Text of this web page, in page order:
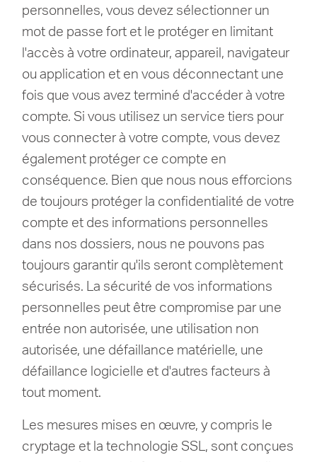
personnelles, vous devez sélectionner un
mot de passe fort et le protéger en limitant
l'accès à votre ordinateur, appareil, navigateur
ou application et en vous déconnectant une
fois que vous avez terminé d'accéder à votre
compte. Si vous utilisez un service tiers pour
vous connecter à votre compte, vous devez
également protéger ce compte en
conséquence. Bien que nous nous efforcions
de toujours protéger la confidentialité de votre
compte et des informations personnelles
dans nos dossiers, nous ne pouvons pas
toujours garantir qu'ils seront complètement
sécurisés. La sécurité de vos informations
personnelles peut être compromise par une
entrée non autorisée, une utilisation non
autorisée, une défaillance matérielle, une
défaillance logicielle et d'autres facteurs à
tout moment.
Les mesures mises en œuvre, y compris le
cryptage et la technologie SSL, sont conçues